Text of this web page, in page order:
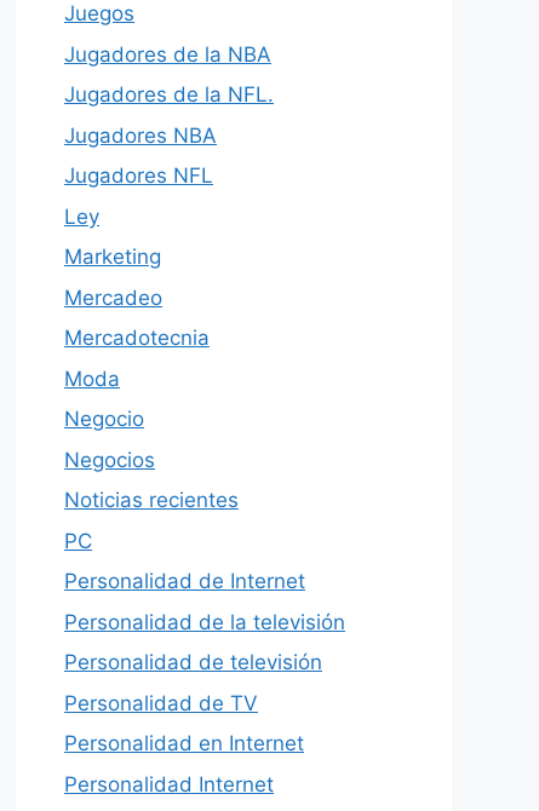
Juegos
Jugadores de la NBA
Jugadores de la NFL.
Jugadores NBA
Jugadores NFL
Ley
Marketing
Mercadeo
Mercadotecnia
Moda
Negocio
Negocios
Noticias recientes
PC
Personalidad de Internet
Personalidad de la televisión
Personalidad de televisión
Personalidad de TV
Personalidad en Internet
Personalidad Internet